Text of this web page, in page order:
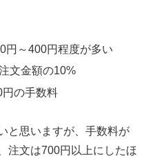
円～400円程度が多い
文金額の10%
の手数料
と思いますが、手数料が
注文は700円以上にしたほ